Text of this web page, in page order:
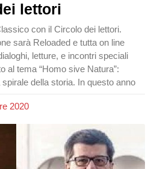
lettori
con il Circolo dei lettori.
sarà Reloaded e tutta on line
letture, e incontri speciali
al tema “Homo sive Natura”:
della storia. In questo anno
2020